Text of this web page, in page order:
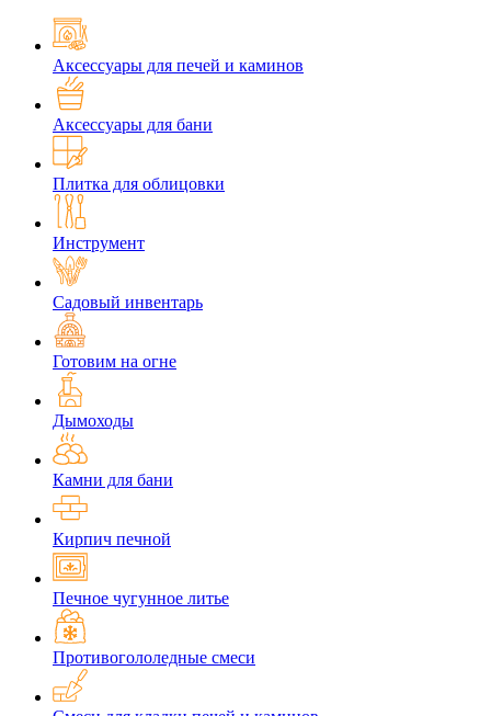
Аксессуары для печей и каминов
Аксессуары для бани
Плитка для облицовки
Инструмент
Садовый инвентарь
Готовим на огне
Дымоходы
Камни для бани
Кирпич печной
Печное чугунное литье
Противогололедные смеси